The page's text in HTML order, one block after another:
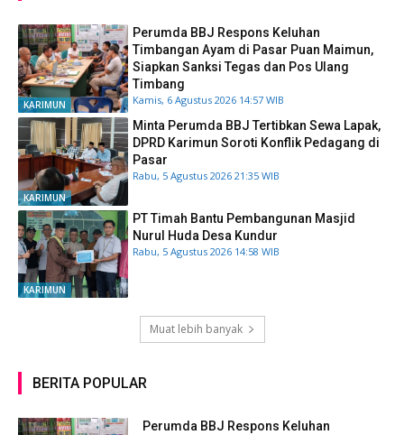
KARIMUN
Perumda BBJ Respons Keluhan
Timbangan Ayam di Pasar Puan Maimun,
Siapkan Sanksi Tegas dan Pos Ulang
Timbang
Kamis, 6 Agustus 2026 14:57 WIB
KARIMUN
Minta Perumda BBJ Tertibkan Sewa Lapak,
DPRD Karimun Soroti Konflik Pedagang di
Pasar
Rabu, 5 Agustus 2026 21:35 WIB
KARIMUN
PT Timah Bantu Pembangunan Masjid
Nurul Huda Desa Kundur
Rabu, 5 Agustus 2026 14:58 WIB
Muat lebih banyak
BERITA POPULAR
Perumda BBJ Respons Keluhan